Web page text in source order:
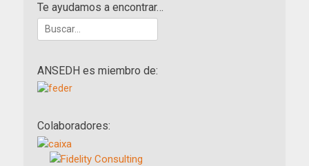
Te ayudamos a encontrar…
Buscar:
ANSEDH es miembro de:
Colaboradores: